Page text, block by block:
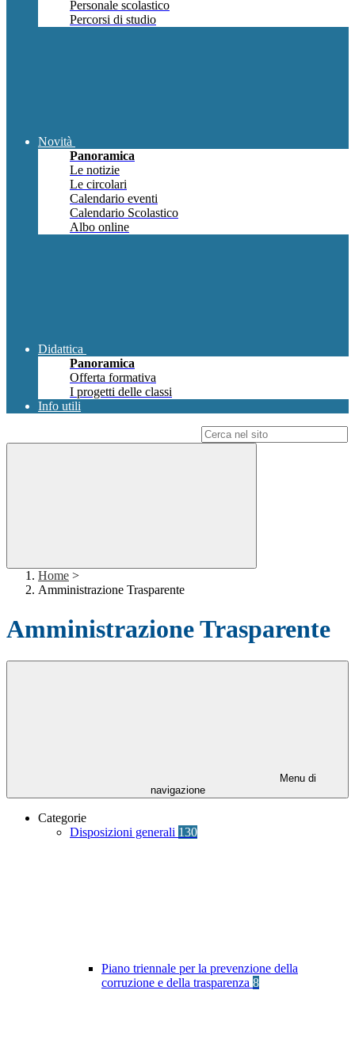
Personale scolastico
Percorsi di studio
Novità
Panoramica
Le notizie
Le circolari
Calendario eventi
Calendario Scolastico
Albo online
Didattica
Panoramica
Offerta formativa
I progetti delle classi
Info utili
Home >
Amministrazione Trasparente
Amministrazione Trasparente
Menu di
navigazione
Categorie
Disposizioni generali 130
Piano triennale per la prevenzione della
corruzione e della trasparenza 8